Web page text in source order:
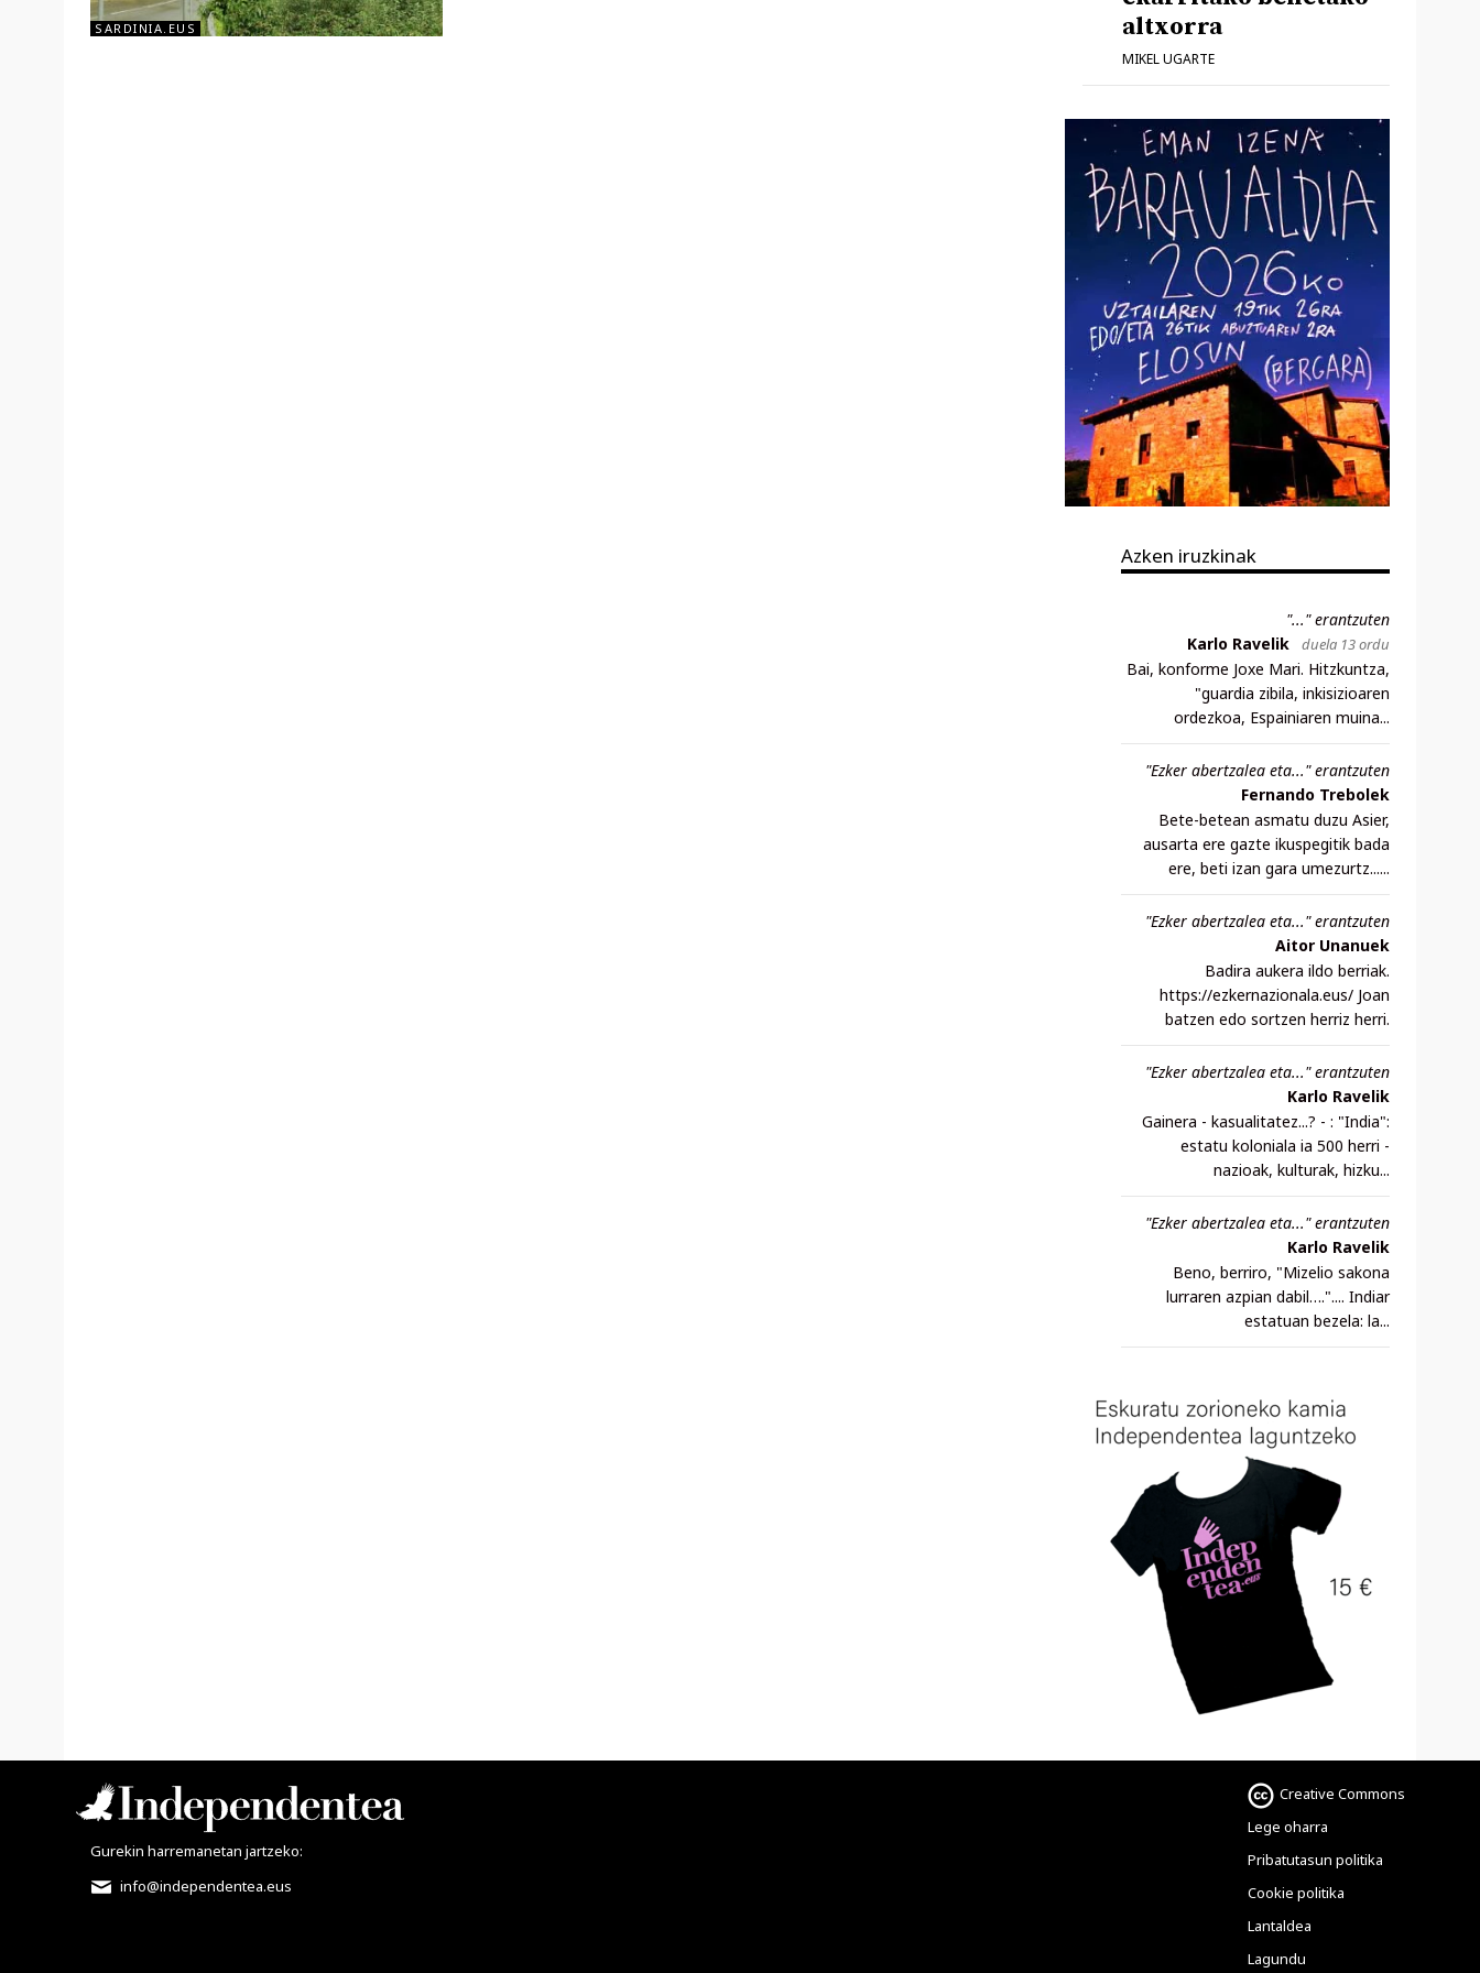
SARDINIA.EUS
altxorra
MIKEL UGARTE
Azken iruzkinak
"..." erantzuten
Karlo Ravelik
duela 13 ordu
Bai, konforme Joxe Mari. Hitzkuntza,
"guardia zibila, inkisizioaren
ordezkoa, Espainiaren muina...
"Ezker abertzalea eta..." erantzuten
Fernando Trebolek
Bete-betean asmatu duzu Asier,
ausarta ere gazte ikuspegitik bada
ere, beti izan gara umezurtz......
"Ezker abertzalea eta..." erantzuten
Aitor Unanuek
Badira aukera ildo berriak.
https://ezkernazionala.eus/ Joan
batzen edo sortzen herriz herri.
"Ezker abertzalea eta..." erantzuten
Karlo Ravelik
Gainera - kasualitatez...? - : "India":
estatu koloniala ia 500 herri -
nazioak, kulturak, hizku...
"Ezker abertzalea eta..." erantzuten
Karlo Ravelik
Beno, berriro, "Mizelio sakona
lurraren azpian dabil….".... Indiar
estatuan bezela: la...
Creative Commons
Lege oharra
Pribatutasun politika
Cookie politika
Lantaldea
Lagundu
Gurekin harremanetan jartzeko:
info@independentea.eus